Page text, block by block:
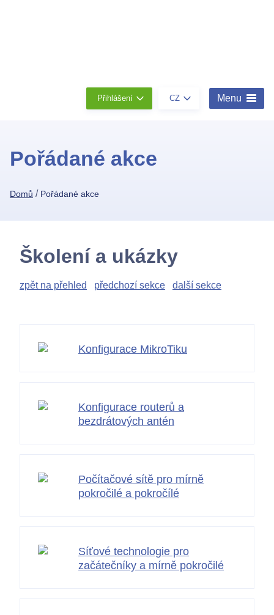
Přihlášení CZ Menu
Pořádané akce
Domů / Pořádané akce
Školení a ukázky
zpět na přehled předchozí sekce další sekce
Konfigurace MikroTiku
Konfigurace routerů a
bezdrátových antén
Počítačové sítě pro mírně
pokročilé a pokročílé
Síťové technologie pro
začátečníky a mírně pokročilé